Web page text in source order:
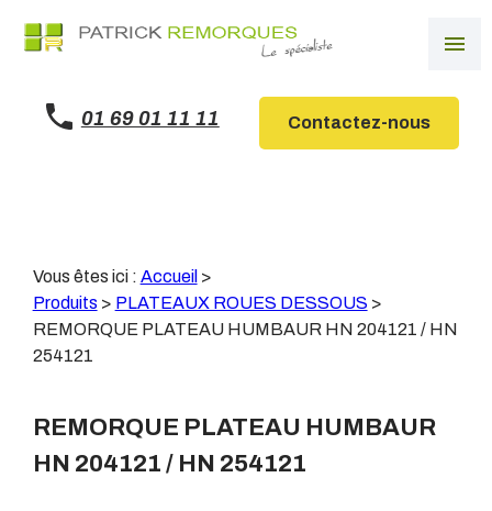
menu
01 69 01 11 11 Contactez-nous
Vous êtes ici : Accueil >
Produits > PLATEAUX ROUES DESSOUS >
REMORQUE PLATEAU HUMBAUR HN 204121 / HN
254121
REMORQUE PLATEAU HUMBAUR
HN 204121 / HN 254121